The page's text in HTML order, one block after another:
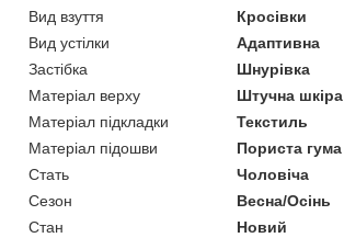
Вид взуття
Кросівки
Вид устілки
Адаптивна
Застібка
Шнурівка
Матеріал верху
Штучна шкіра
Матеріал підкладки
Текстиль
Матеріал підошви
Пориста гума
Стать
Чоловіча
Сезон
Весна/Осінь
Стан
Новий